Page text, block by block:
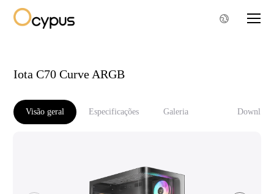
Iota C70 Curve ARGB
Visão geral Especificações Galeria Download